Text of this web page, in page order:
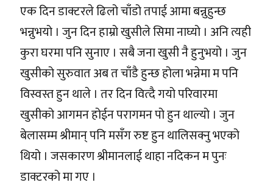
एक दिन डाक्टरले ढिलो चाँडो तपाई आमा बन्नुहुन्छ
भन्नुभयो । जुन दिन हाम्रो खुसीले सिमा नाघ्यो । अनि त्यही
कुरा घरमा पनि सुनाए । सबै जना खुसी नै हुनुभयो । जुन
खुसीको सुरुवात अब त चाँडै हुन्छ होला भन्नेमा म पनि
विस्वस्त हुन थाले । तर दिन वित्दै गयो परिवारमा
खुसीको आगमन होईन परागमन पो हुन थाल्यो । जुन
बेलासम्म श्रीमान् पनि मसँग रुष्ट हुन थालिसक्नु भएको
थियो । जसकारण श्रीमानलाई थाहा नदिकन म पुनः
डाक्टरको मा गए ।